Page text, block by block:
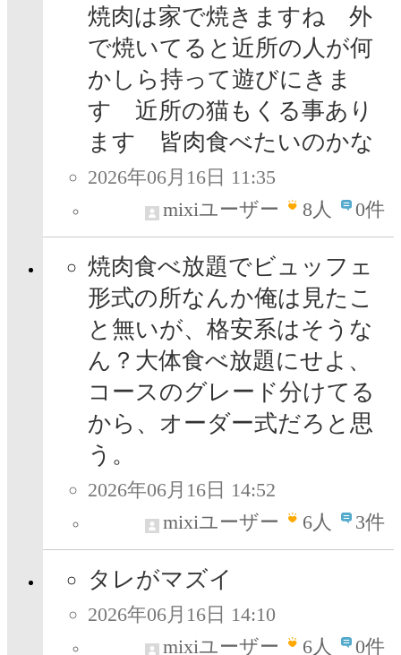
焼肉は家で焼きますね 外
で焼いてると近所の人が何
かしら持って遊びにきま
す 近所の猫もくる事あり
ます 皆肉食べたいのかな
2026年06月16日 11:35
mixiユーザー
8人 0件
焼肉食べ放題でビュッフェ
形式の所なんか俺は見たこ
と無いが、格安系はそうな
ん？大体食べ放題にせよ、
コースのグレード分けてる
から、オーダー式だろと思
う。
2026年06月16日 14:52
mixiユーザー
6人 3件
タレがマズイ
2026年06月16日 14:10
mixiユーザー
6人 0件